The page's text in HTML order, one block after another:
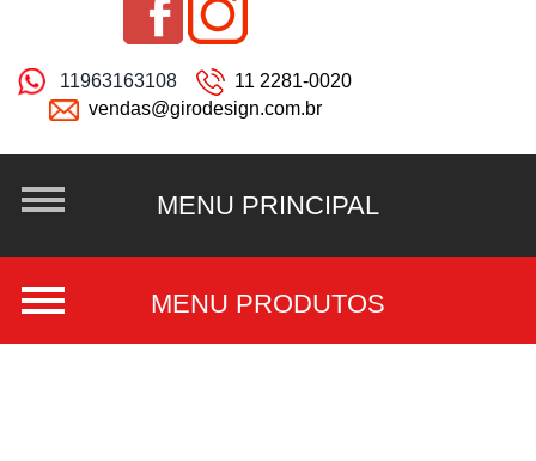
11963163108
11 2281-0020
vendas@girodesign.com.br